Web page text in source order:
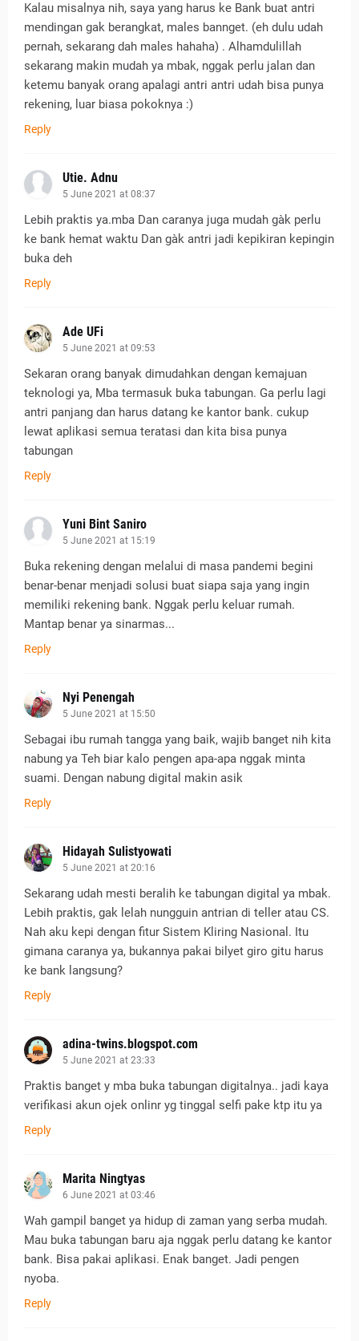
Kalau misalnya nih, saya yang harus ke Bank buat antri
mendingan gak berangkat, males bannget. (eh dulu udah
pernah, sekarang dah males hahaha) . Alhamdulillah
sekarang makin mudah ya mbak, nggak perlu jalan dan
ketemu banyak orang apalagi antri antri udah bisa punya
rekening, luar biasa pokoknya :)
Reply
Utie. Adnu
5 June 2021 at 08:37
Lebih praktis ya.mba Dan caranya juga mudah gàk perlu
ke bank hemat waktu Dan gàk antri jadi kepikiran kepingin
buka deh
Reply
Ade UFi
5 June 2021 at 09:53
Sekaran orang banyak dimudahkan dengan kemajuan
teknologi ya, Mba termasuk buka tabungan. Ga perlu lagi
antri panjang dan harus datang ke kantor bank. cukup
lewat aplikasi semua teratasi dan kita bisa punya
tabungan
Reply
Yuni Bint Saniro
5 June 2021 at 15:19
Buka rekening dengan melalui di masa pandemi begini
benar-benar menjadi solusi buat siapa saja yang ingin
memiliki rekening bank. Nggak perlu keluar rumah.
Mantap benar ya sinarmas...
Reply
Nyi Penengah
5 June 2021 at 15:50
Sebagai ibu rumah tangga yang baik, wajib banget nih kita
nabung ya Teh biar kalo pengen apa-apa nggak minta
suami. Dengan nabung digital makin asik
Reply
Hidayah Sulistyowati
5 June 2021 at 20:16
Sekarang udah mesti beralih ke tabungan digital ya mbak.
Lebih praktis, gak lelah nungguin antrian di teller atau CS.
Nah aku kepi dengan fitur Sistem Kliring Nasional. Itu
gimana caranya ya, bukannya pakai bilyet giro gitu harus
ke bank langsung?
Reply
adina-twins.blogspot.com
5 June 2021 at 23:33
Praktis banget y mba buka tabungan digitalnya.. jadi kaya
verifikasi akun ojek onlinr yg tinggal selfi pake ktp itu ya
Reply
Marita Ningtyas
6 June 2021 at 03:46
Wah gampil banget ya hidup di zaman yang serba mudah.
Mau buka tabungan baru aja nggak perlu datang ke kantor
bank. Bisa pakai aplikasi. Enak banget. Jadi pengen
nyoba.
Reply